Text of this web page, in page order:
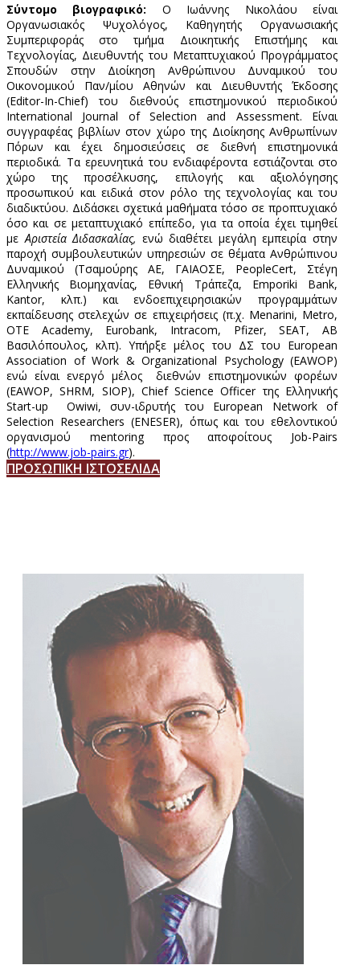
Σύντομο βιογραφικό: Ο Ιωάννης Νικολάου είναι
Οργανωσιακός Ψυχολόγος, Καθηγητής Οργανωσιακής
Συμπεριφοράς στο τμήμα Διοικητικής Επιστήμης και
Τεχνολογίας, Διευθυντής του Μεταπτυχιακού Προγράμματος
Σπουδών στην Διοίκηση Ανθρώπινου Δυναμικού του
Οικονομικού Παν/μίου Αθηνών και Διευθυντής Έκδοσης
(Editor-In-Chief) του διεθνούς επιστημονικού περιοδικού
International Journal of Selection and Assessment. Είναι
συγγραφέας βιβλίων στον χώρο της Διοίκησης Ανθρωπίνων
Πόρων και έχει δημοσιεύσεις σε διεθνή επιστημονικά
περιοδικά. Τα ερευνητικά του ενδιαφέροντα εστιάζονται στο
χώρο της προσέλκυσης, επιλογής και αξιολόγησης
προσωπικού και ειδικά στον ρόλο της τεχνολογίας και του
διαδικτύου. Διδάσκει σχετικά μαθήματα τόσο σε προπτυχιακό
όσο και σε μεταπτυχιακό επίπεδο, για τα οποία έχει τιμηθεί
με Αριστεία Διδασκαλίας, ενώ διαθέτει μεγάλη εμπειρία στην
παροχή συμβουλευτικών υπηρεσιών σε θέματα Ανθρώπινου
Δυναμικού (Τσαμούρης ΑΕ, ΓΑΙΑΟΣΕ, PeopleCert, Στέγη
Ελληνικής Βιομηχανίας, Εθνική Τράπεζα, Emporiki Bank,
Kantor, κλπ.) και ενδοεπιχειρησιακών προγραμμάτων
εκπαίδευσης στελεχών σε επιχειρήσεις (π.χ. Menarini, Metro,
OTE Academy, Eurobank, Intracom, Pfizer, SEAT, ΑΒ
Βασιλόπουλος, κλπ). Υπήρξε μέλος του ΔΣ του European
Association of Work & Organizational Psychology (EAWOP)
ενώ είναι ενεργό μέλος διεθνών επιστημονικών φορέων
(EAWOP, SHRM, SIOP), Chief Science Officer της Ελληνικής
Start-up Owiwi, συν-ιδρυτής του European Network of
Selection Researchers (ENESER), όπως και του εθελοντικού
οργανισμού mentoring προς αποφοίτους Job-Pairs
(http://www.job-pairs.gr).
ΠΡΟΣΩΠΙΚΗ ΙΣΤΟΣΕΛΙΔΑ